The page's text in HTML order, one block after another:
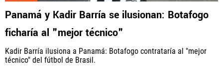
Panamá y Kadir Barría se ilusionan: Botafogo
ficharía al "mejor técnico"
Kadir Barría ilusiona a Panamá: Botafogo contrataría al "mejor
técnico" del fútbol de Brasil.